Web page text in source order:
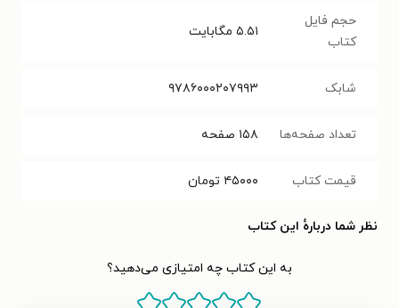
حجم فایل
کتاب
۵.۵۱ مگابایت
شابک ۹۷۸۶۰۰۰۲۰۷۹۹۳
تعداد صفحه‌ها ۱۵۸ صفحه
قیمت کتاب ۴۵۰۰۰ تومان
نظر شما دربارهٔ این کتاب
به این کتاب چه امتیازی می‌دهید؟